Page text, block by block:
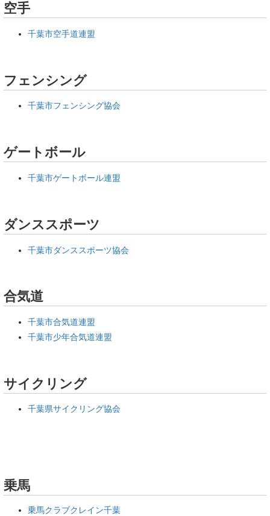
空手
千葉市空手道連盟
フェンシング
千葉市フェンシング協会
ゲートボール
千葉市ゲートボール連盟
ダンススポーツ
千葉市ダンススポーツ協会
合気道
千葉市合気道連盟
千葉市少年合気道連盟
サイクリング
千葉県サイクリング協会
乗馬
乗馬クラブクレイン千葉